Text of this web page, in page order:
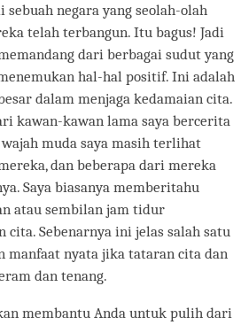
negara yang seolah-olah
telah terbangun. Itu bagus! Jadi
dari berbagai sudut yang
hal-hal positif. Ini adalah
dalam menjaga kedamaian cita.
kawan-kawan lama saya bercerita
wajah muda saya masih terlihat
dan beberapa dari mereka
Saya biasanya memberitahu
atau sembilan jam tidur
cita. Sebenarnya ini jelas salah satu
manfaat nyata jika tataran cita dan
dan tenang.
membantu Anda untuk pulih dari